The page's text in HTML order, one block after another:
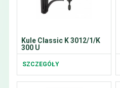
Kule Classic K 3012/1/K
300 U
SZCZEGÓŁY